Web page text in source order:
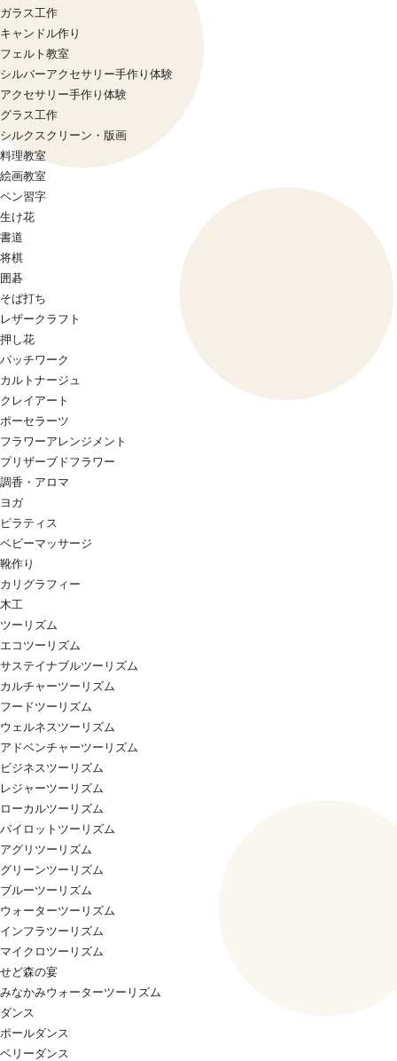
ガラス工作
キャンドル作り
フェルト教室
シルバーアクセサリー手作り体験
アクセサリー手作り体験
グラス工作
シルクスクリーン・版画
料理教室
絵画教室
ペン習字
生け花
書道
将棋
囲碁
そば打ち
レザークラフト
押し花
パッチワーク
カルトナージュ
クレイアート
ポーセラーツ
フラワーアレンジメント
プリザーブドフラワー
調香・アロマ
ヨガ
ピラティス
ベビーマッサージ
靴作り
カリグラフィー
木工
ツーリズム
エコツーリズム
サステイナブルツーリズム
カルチャーツーリズム
フードツーリズム
ウェルネスツーリズム
アドベンチャーツーリズム
ビジネスツーリズム
レジャーツーリズム
ローカルツーリズム
パイロットツーリズム
アグリツーリズム
グリーンツーリズム
ブルーツーリズム
ウォーターツーリズム
インフラツーリズム
マイクロツーリズム
せど森の宴
みなかみウォーターツーリズム
ダンス
ポールダンス
ベリーダンス